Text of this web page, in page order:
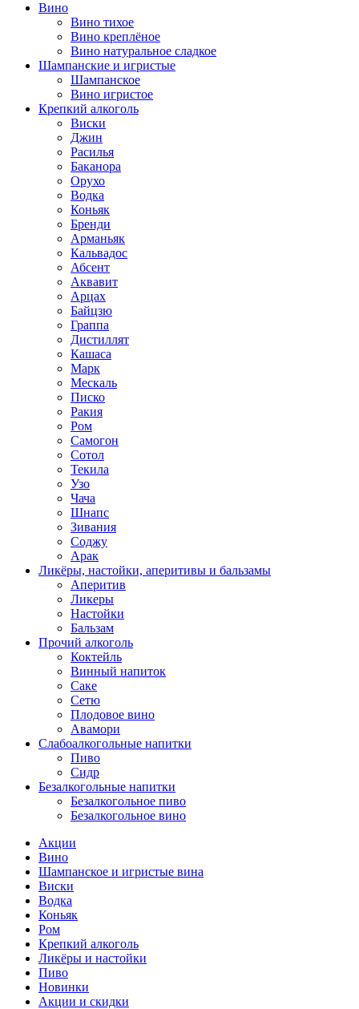
Вино
Вино тихое
Вино креплёное
Вино натуральное сладкое
Шампанские и игристые
Шампанское
Вино игристое
Крепкий алкоголь
Виски
Джин
Расилья
Баканора
Орухо
Водка
Коньяк
Бренди
Арманьяк
Кальвадос
Абсент
Аквавит
Арцах
Байцзю
Граппа
Дистиллят
Кашаса
Марк
Мескаль
Писко
Ракия
Ром
Самогон
Сотол
Текила
Узо
Чача
Шнапс
Зивания
Соджу
Арак
Ликёры, настойки, аперитивы и бальзамы
Аперитив
Ликеры
Настойки
Бальзам
Прочий алкоголь
Коктейль
Винный напиток
Саке
Сетю
Плодовое вино
Авамори
Слабоалкогольные напитки
Пиво
Сидр
Безалкогольные напитки
Безалкогольное пиво
Безалкогольное вино
Акции
Вино
Шампанское и игристые вина
Виски
Водка
Коньяк
Ром
Крепкий алкоголь
Ликёры и настойки
Пиво
Новинки
Акции и скидки